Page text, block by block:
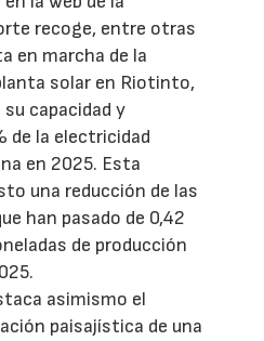
recoge, entre otras
en marcha de la
solar en Riotinto,
capacidad y
de la electricidad
en 2025. Esta
una reducción de las
han pasado de 0,42
de producción
asimismo el
paisajística de una